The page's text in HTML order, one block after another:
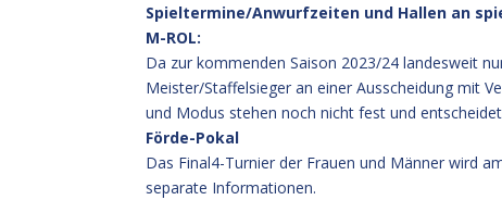
Spieltermine/Anwurfzeiten und Hallen an
M-ROL:
Da zur kommenden Saison 2023/24 landesweit
Meister/Staffelsieger an einer Ausscheidung mit
und Modus stehen noch nicht fest und
Förde-Pokal
Das Final4-Turnier der Frauen und Männer wird
separate Informationen.